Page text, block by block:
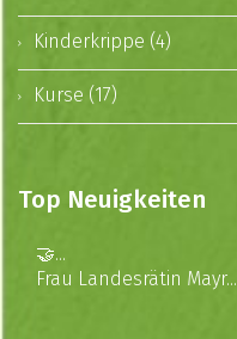
Kinderkrippe (4)
Kurse (17)
Top Neuigkeiten
🤝...
Frau Landesrätin Mayr...